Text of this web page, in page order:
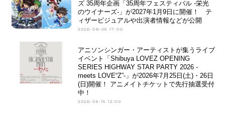
ズ 35周年企画「35周年フェスティバル -栄光
のウイナーズ-」が2027年1月9日に開催！ テ
ィザービジュアルや出演者情報などが公開
2026-08-05 17:00
アニソンシンガー・アーティストが集うライブ
イベント「Shibuya LOVEZ OPENING
SERIES HIGHWAY STAR PARTY 2026 -
meets LOVE“Z”-」が2026年7月25日(土)・26日
(日)開催！ アニメイトチケットで先行抽選受付
中！
2026-05-15 12:00